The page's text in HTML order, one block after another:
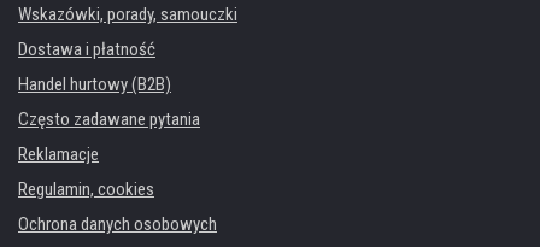
Wskazówki, porady, samouczki
Dostawa i płatność
Handel hurtowy (B2B)
Często zadawane pytania
Reklamacje
Regulamin, cookies
Ochrona danych osobowych